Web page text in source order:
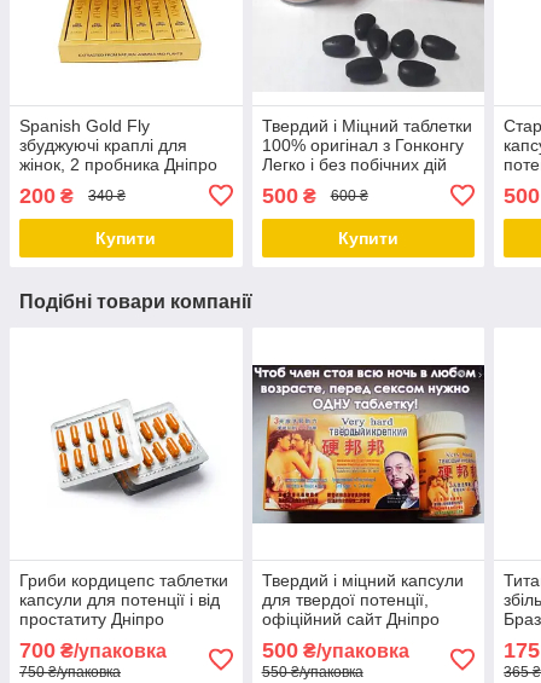
Spanish Gold Fly
збуджуючі краплі для
жінок, 2 пробника Дніпро
200 ₴ 340 ₴
Купити
Твердий і Міцний таблетки
100% оригінал з Гонконгу
Легко і без побічних дій
500₴ 600 ₴
Купити
500
Подібні товари компанії
Гриби кордицепс таблетки
капсули для потенції і від
простатиту Дніпро
700 ₴/упаковка
750 ₴/упаковка
Твердий і міцний капсули
для твердої потенції,
офіційний сайт Дніпро
500₴/упаковка
550 ₴/упаковка
175
365